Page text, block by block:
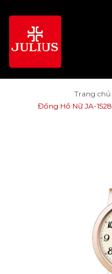
Trang chủ
Đồng Hồ Nữ JA-